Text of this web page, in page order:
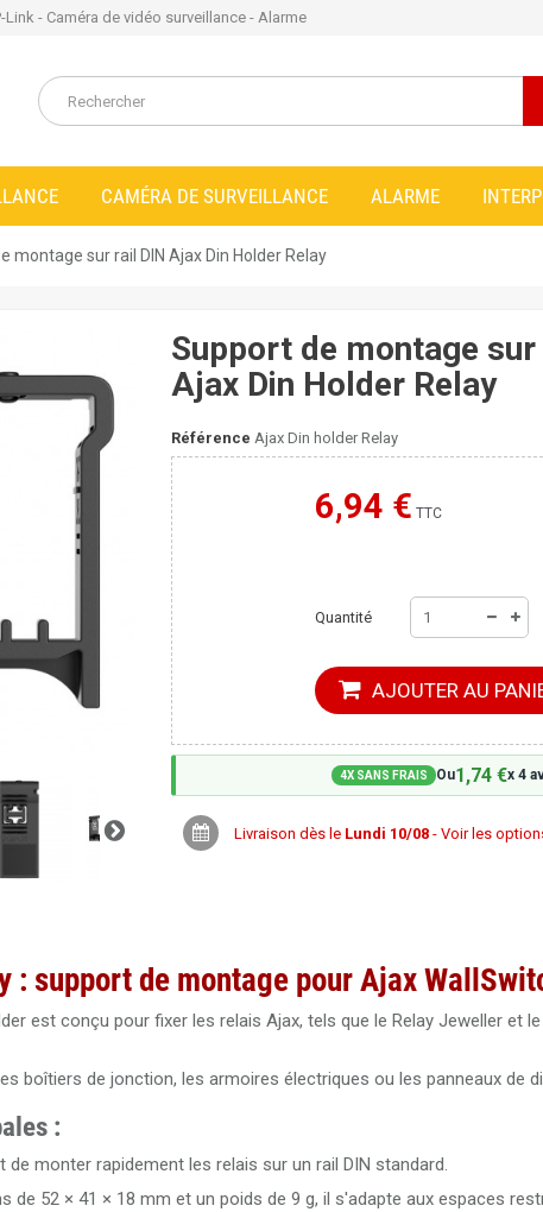
- Caméra de vidéo surveillance - Alarme
CAMÉRA DE SURVEILLANCE ALARME
montage sur rail DIN Ajax Din Holder Relay
Support de montage sur
Ajax Din Holder Relay
Référence Ajax Din holder Relay
6,94 € TTC
Moins cher ailleurs ?
Quantité
AJOUTER AU
4X SANS FRAIS Ou1,74 €x 4
Livraison dès le Lundi 10/08- Voir les
: support de montage pour Ajax
est conçu pour fixer les relais Ajax, tels que le Relay Jeweller et
boîtiers de jonction, les armoires électriques ou les panneaux de
:
de monter rapidement les relais sur un rail DIN standard.
de 52 × 41 × 18 mm et un poids de 9 g, il s'adapte aux espaces